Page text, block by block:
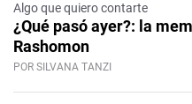
Algo que quiero contarte
¿Qué pasó ayer?: la
Rashomon
POR SILVANA TANZI